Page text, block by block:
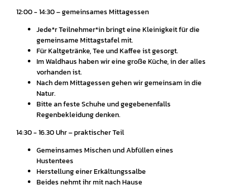
12:00 - 14:30 – gemeinsames Mittagessen
Jede*r Teilnehmer*in bringt eine Kleinigkeit für die
gemeinsame Mittagstafel mit.
Für Kaltgetränke, Tee und Kaffee ist gesorgt.
Im Waldhaus haben wir eine große Küche, in der alles
vorhanden ist.
Nach dem Mittagessen gehen wir gemeinsam in die
Natur.
Bitte an feste Schuhe und gegebenenfalls
Regenbekleidung denken.
14:30 - 16.30 Uhr – praktischer Teil
Gemeinsames Mischen und Abfüllen eines
Hustentees
Herstellung einer Erkältungssalbe
Beides nehmt ihr mit nach Hause